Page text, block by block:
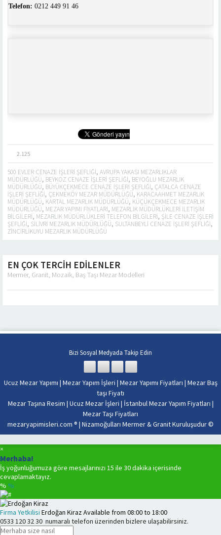
Telefon: 0212 449 91 46
2.125
500 EVLER CENAZE İŞLERI ŞEFLIĞI, AVRUPA YAKASI MEZARLIKLAR
MÜDÜRLÜĞÜ, BEYKOZ CENAZE İŞLERI ŞEFLIĞI, BEYOĞLU MEZARLIK
MÜDÜRLÜĞÜ, BÜYÜKÇEKMECE CENAZE İŞLERI ŞEFLIĞI, ÇATALCA CENAZE
İŞLERI ŞEFLIĞI, ÇEKMEKÖY MEZAR MÜDÜRLÜĞÜ, KARACAAHMET MEZARLIK
MÜDÜRLÜĞÜ, KARTAL MEZARLIK MÜDÜRLÜĞÜ, KÜÇÜKÇEKMECE MEZARLIK
MÜDÜRLÜĞÜ, MEZAR YAPIMI FIYATLARI, MEZARLIK MÜDÜRLÜKLERI ILETIŞIM
BILGILERI, MEZARLIK MÜDÜRLÜKLERI TELEFON BILGILERI, ŞILE CENAZE İŞLERI
ŞEFLIĞI, SILIVRI MEZARLIK MÜDÜRLÜĞÜ, SULTANBEYLI CENAZE İŞLERI ŞEFLIĞI,
ZINCIRLIKUYU MEZARLIK MÜDÜRLÜĞÜ
EN ÇOK TERCİH EDİLENLER
Mermer, Granit, Mozaik, Baş Taşı Mezar Modelleri
Bizi Sosyal Medyada Takip Edin
Ucuz Mezar Yapımı | Mezar Yapım İşleri | Mezar Yapımı Fiyatları | Mezar Baş
taşı Fiyatı
Mezar Taşına Resim | Ucuz Mezar İşleri | İstanbul Mezar Yapım Fiyatları |
Mezar Taşı Fiyatları
mezaryapimisleri.com ® | Nizamoğulları Mermer & Granit Kuruluşudur©
×
Merhaba!
İş yoğunluğumuza göre mesajlarınızı 15 ile 30 dakika içerisinde
cevaplamaktayız.
% %
Firma Yetkilisi Erdoğan KirazAvailable from 08:00to 18:00
0533 120 32 30 numaralı telefon üzerinden bizlere ulaşabilirsiniz.